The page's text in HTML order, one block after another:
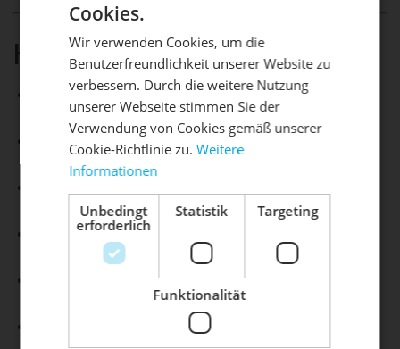
HIGHLIGHTS
Reduziert Funkenflug während des Feuers
Passgenau für die Höfats MOON 45
Klare Sicht auf die Flammen bleibt erhalten
Einfaches Auflegen und Abnehmen
Kompatibel mit der Abdeckhaube (Zubehör)
X
DIE SONNE LACHT, DEIN
RAD ERWACHT
Mach dein Bike frühlingsfit - gönn
ihm den Service, den es verdient!
Dein Bike braucht Service, Wartung
oder ein Update?
Buche dir jetzt deinen Termin.
Cookies.
Wir verwenden Cookies, um die
Benutzerfreundlichkeit unserer Website zu
verbessern. Durch die weitere Nutzung
unserer Webseite stimmen Sie der
Verwendung von Cookies gemäß unserer
Cookie-Richtlinie zu.Weitere
Informationen
Unbedingt
erforderlich
Statistik Targeting
Funktionalität